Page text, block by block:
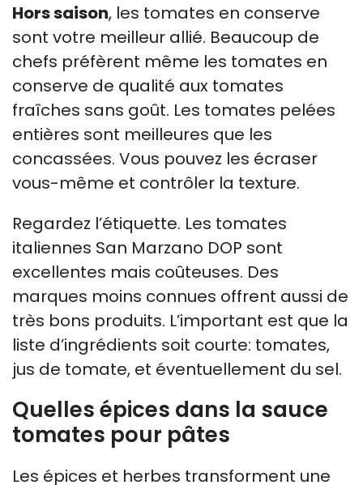
Hors saison, les tomates en conserve
sont votre meilleur allié. Beaucoup de
chefs préfèrent même les tomates en
conserve de qualité aux tomates
fraîches sans goût. Les tomates pelées
entières sont meilleures que les
concassées. Vous pouvez les écraser
vous-même et contrôler la texture.
Regardez l’étiquette. Les tomates
italiennes San Marzano DOP sont
excellentes mais coûteuses. Des
marques moins connues offrent aussi de
très bons produits. L’important est que la
liste d’ingrédients soit courte: tomates,
jus de tomate, et éventuellement du sel.
Quelles épices dans la sauce
tomates pour pâtes
Les épices et herbes transforment une